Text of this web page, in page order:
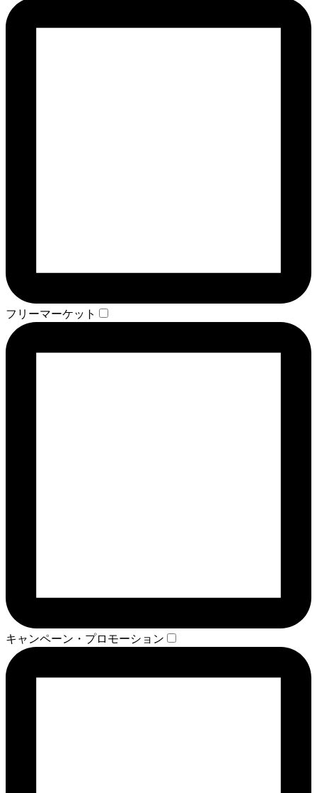
フリーマーケット
キャンペーン・プロモーション